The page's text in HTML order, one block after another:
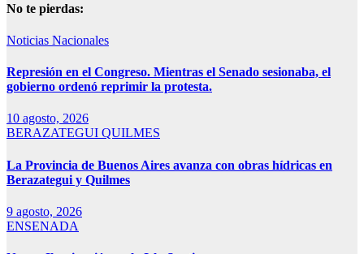
No te pierdas:
Noticias Nacionales
Represión en el Congreso. Mientras el Senado sesionaba, el
gobierno ordenó reprimir la protesta.
10 agosto, 2026
BERAZATEGUI QUILMES
La Provincia de Buenos Aires avanza con obras hídricas en
Berazategui y Quilmes
9 agosto, 2026
ENSENADA